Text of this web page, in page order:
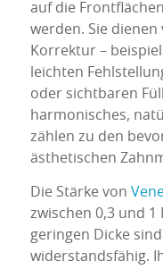
auf die
werden. Sie
Korrektur –
leichten
oder sichtbaren
harmonisches,
zählen zu den
ästhetischen
Die Stärke von
zwischen 0,3 und
geringen Dicke
widerstandsfähig.